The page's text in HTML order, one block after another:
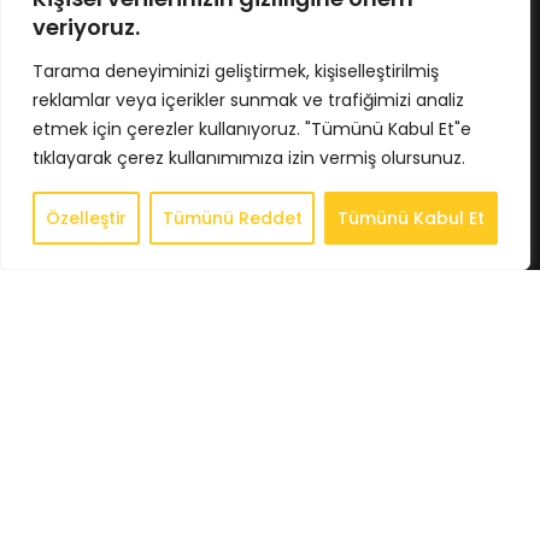
veriyoruz.
Tarama deneyiminizi geliştirmek, kişiselleştirilmiş
reklamlar veya içerikler sunmak ve trafiğimizi analiz
etmek için çerezler kullanıyoruz. "Tümünü Kabul Et"e
tıklayarak çerez kullanımımıza izin vermiş olursunuz.
Özelleştir Tümünü Reddet Tümünü Kabul Et
İletişim
Gizlilik Politikası
0